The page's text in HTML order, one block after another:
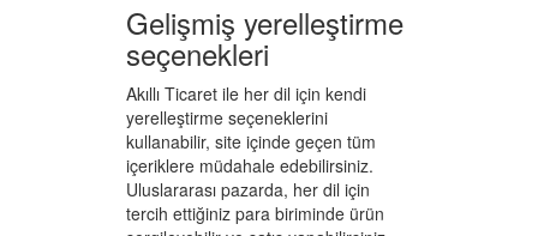
Gelişmiş yerelleştirme
seçenekleri
Akıllı Ticaret ile her dil için kendi
yerelleştirme seçeneklerini
kullanabilir, site içinde geçen tüm
içeriklere müdahale edebilirsiniz.
Uluslararası pazarda, her dil için
tercih ettiğiniz para biriminde ürün